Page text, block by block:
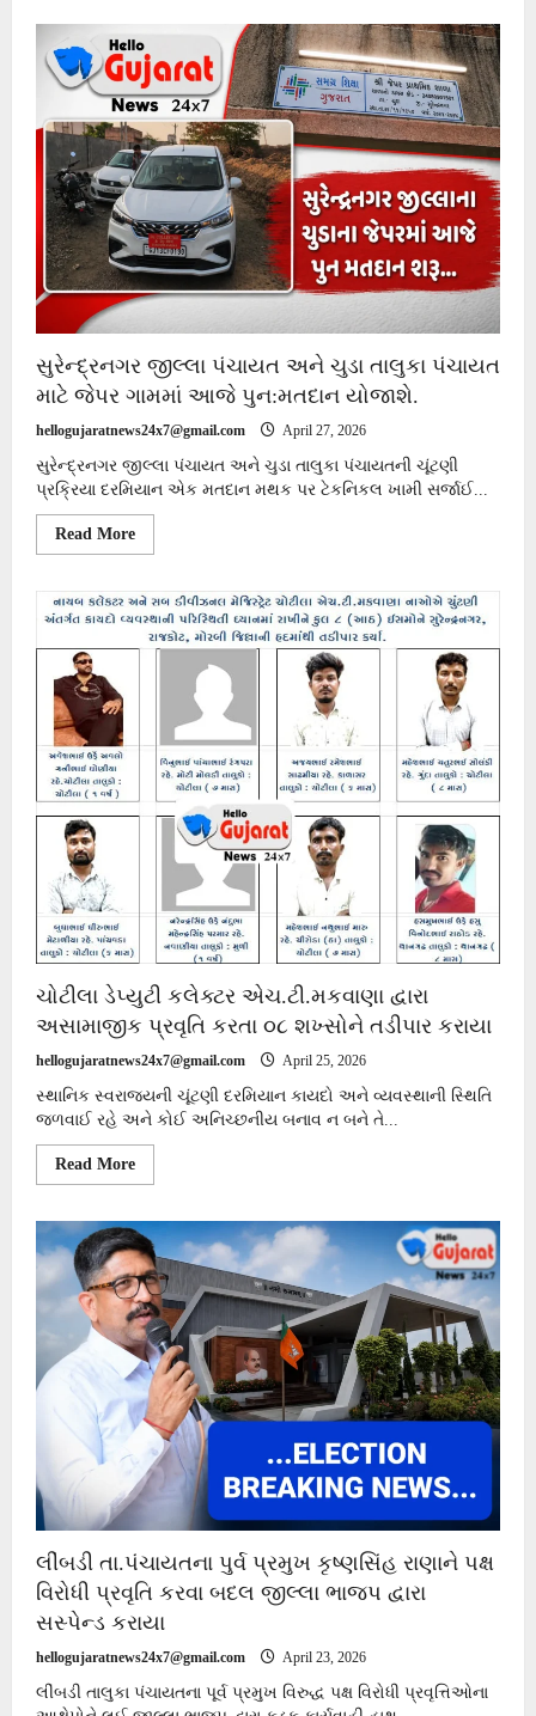
આજે
૩૦
થી
વધુ
સ્થળો
પર
સ્થાનિક
સ્વરાજ્યની
ચુંટણી
મત
ગણતરી
યોજાશે
સુરેન્દ્રનગર જીલ્લા પંચાયત અને ચુડા તાલુકા પંચાયત
માટે જેપર ગામમાં આજે પુન:મતદાન યોજાશે.
hellogujaratnews24x7@gmail.com April 27, 2026
સુરેન્દ્રનગર જીલ્લા પંચાયત અને ચુડા તાલુકા પંચાયતની ચૂંટણી
પ્રક્રિયા દરમિયાન એક મતદાન મથક પર ટેકનિકલ ખામી સર્જાઈ...
Read MoreRead
જીલ્લા
પંચાયત
અને
ચુડા
ગામમાં
આજે
પુન:મતદાન
યોજાશે.
ચોટીલા ડેપ્યુટી કલેક્ટર એચ.ટી.મકવાણા દ્વારા
અસામાજીક પ્રવૃતિ કરતા ૦૮ શખ્સોને તડીપાર કરાયા
hellogujaratnews24x7@gmail.com April 25, 2026
સ્થાનિક સ્વરાજ્યની ચૂંટણી દરમિયાન કાયદો અને વ્યવસ્થાની સ્થિતિ
જળવાઈ રહે અને કોઈ અનિચ્છનીય બનાવ ન બને તે...
Read MoreRead
more
ડેપ્યુટી
કલેક્ટર
એચ.ટી.મકવાણા
દ્વારા
અસામાજીક
પ્રવૃતિ
કરતા
૦૮
શખ્સોને
તડીપાર
કરાયા
લીંબડી તા.પંચાયતના પુર્વ પ્રમુખ કૃષ્ણસિંહ રાણાને પક્ષ
વિરોધી પ્રવૃતિ કરવા બદલ જીલ્લા ભાજપ દ્વારા
સસ્પેન્ડ કરાયા
hellogujaratnews24x7@gmail.com April 23, 2026
લીંબડી તાલુકા પંચાયતના પૂર્વ પ્રમુખ વિરુદ્ધ પક્ષ વિરોધી પ્રવૃત્તિઓના